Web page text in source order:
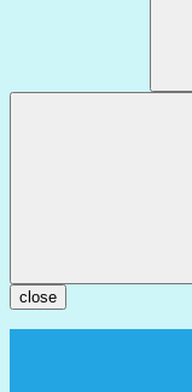
close